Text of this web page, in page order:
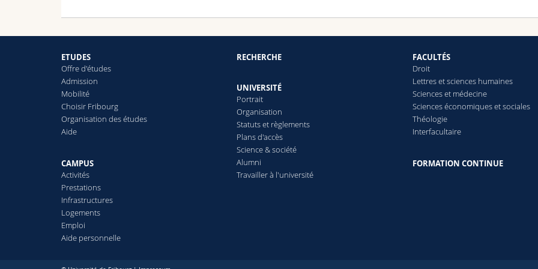
ETUDES
Offre d'études
Admission
Mobilité
Choisir Fribourg
Organisation des études
Aide
CAMPUS
Activités
Prestations
Infrastructures
Logements
Emploi
Aide personnelle
RECHERCHE
UNIVERSITÉ
Portrait
Organisation
Statuts et règlements
Plans d'accès
Science & société
Alumni
Travailler à l'université
FACULTÉS
Droit
Lettres et sciences humaines
Sciences et médecine
Sciences économiques et sociales
Théologie
Interfacultaire
FORMATION CONTINUE